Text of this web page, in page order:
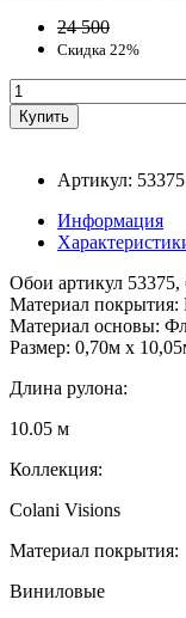
24 500
Скидка 22%
Артикул: 53375
Информация
Обои артикул 53375,
Материал
Материал основы:
Размер: 0,70м x
Длина рулона:
10.05 м
Коллекция:
Colani Visions
Материал покрытия:
Виниловые